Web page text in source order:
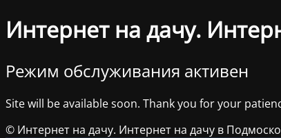
Интернет на дачу.
Режим обслуживания активен
Site will be available soon. Thank you for your
© Интернет на дачу. Интернет на дачу в